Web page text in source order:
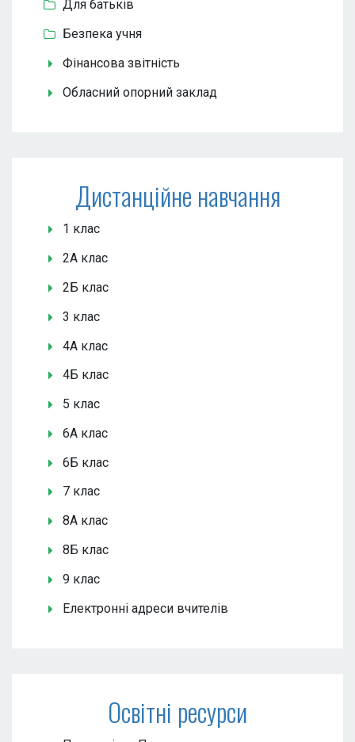
Для батьків
Безпека учня
Фінансова звітність
Обласний опорний заклад
Дистанційне навчання
1 клас
2А клас
2Б клас
3 клас
4А клас
4Б клас
5 клас
6А клас
6Б клас
7 клас
8А клас
8Б клас
9 клас
Електронні адреси вчителів
Освітні ресурси